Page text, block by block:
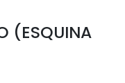
(ESQUINA